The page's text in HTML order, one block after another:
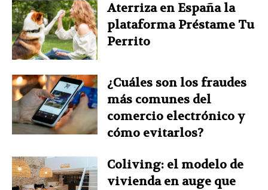
Aterriza en España la
plataforma Préstame Tu
Perrito
¿Cuáles son los fraudes
más comunes del
comercio electrónico y
cómo evitarlos?
Coliving: el modelo de
vivienda en auge que